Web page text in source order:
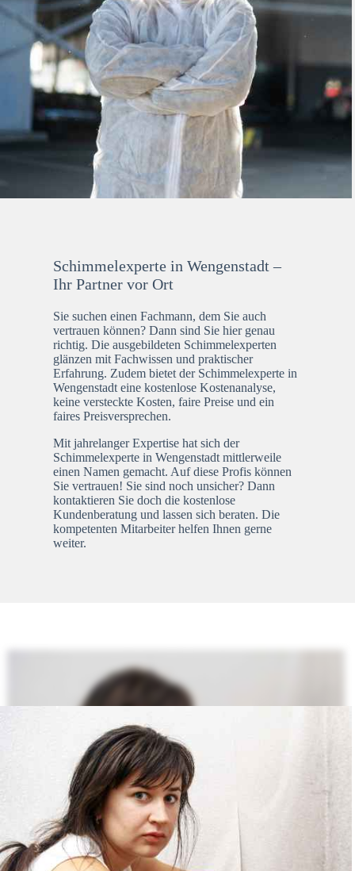
Schimmelexperte in Wengenstadt –
Ihr Partner vor Ort
Sie suchen einen Fachmann, dem Sie auch
vertrauen können? Dann sind Sie hier genau
richtig. Die ausgebildeten Schimmelexperten
glänzen mit Fachwissen und praktischer
Erfahrung. Zudem bietet der Schimmelexperte in
Wengenstadt eine kostenlose Kostenanalyse,
keine versteckte Kosten, faire Preise und ein
faires Preisversprechen.
Mit jahrelanger Expertise hat sich der
Schimmelexperte in Wengenstadt mittlerweile
einen Namen gemacht. Auf diese Profis können
Sie vertrauen! Sie sind noch unsicher? Dann
kontaktieren Sie doch die kostenlose
Kundenberatung und lassen sich beraten. Die
kompetenten Mitarbeiter helfen Ihnen gerne
weiter.